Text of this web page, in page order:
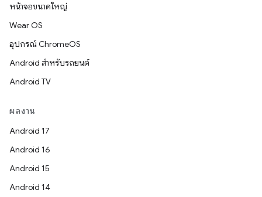
หน้าจอขนาดใหญ่
Wear OS
อุปกรณ์ ChromeOS
Android สำหรับรถยนต์
Android TV
ผลงาน
Android 17
Android 16
Android 15
Android 14